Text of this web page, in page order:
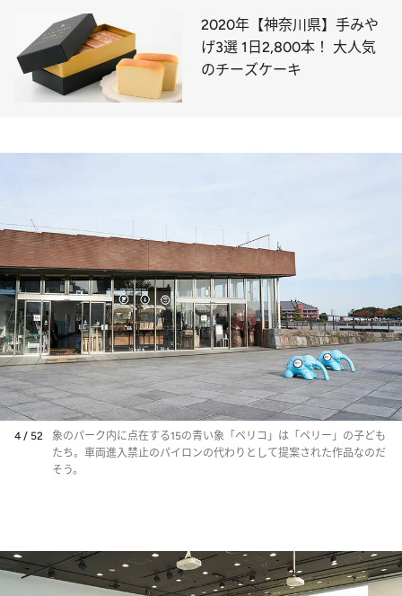
2020年【神奈川県】手みや
げ3選 1日2,800本！ 大人気
のチーズケーキ
4 / 52
象のパーク内に点在する15の青い象「ペリコ」は「ペリー」の子ども
たち。車両進入禁止のパイロンの代わりとして提案された作品なのだ
そう。